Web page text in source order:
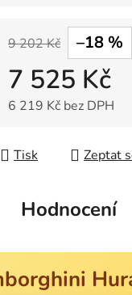
9 202 Kč –18 %
7 525 Kč
6 219 Kč bez DPH
Tisk
Zeptat
Hodnocení